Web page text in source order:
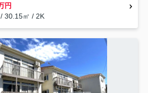
円
30.15㎡ / 2K